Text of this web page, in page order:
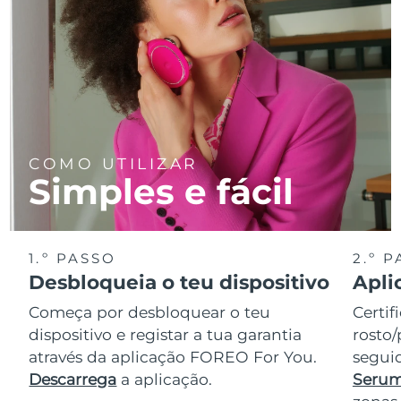
COMO UTILIZAR
Simples e fácil
1.º PASSO
Desbloqueia o teu dispositivo
Começa por desbloquear o teu
dispositivo e registar a tua garantia
através da aplicação FOREO For You.
Descarrega a aplicação.
2.º
rosto/